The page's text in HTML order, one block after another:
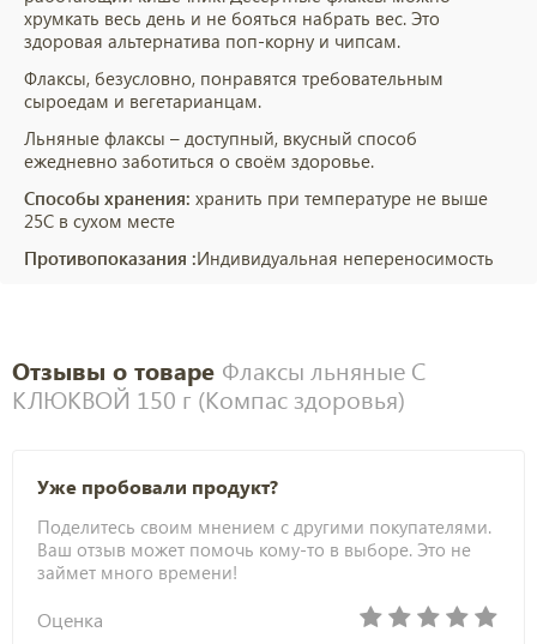
хрумкать весь день и не бояться набрать вес. Это
здоровая альтернатива поп-корну и чипсам.
Флаксы, безусловно, понравятся требовательным
сыроедам и вегетарианцам.
Льняные флаксы – доступный, вкусный способ
ежедневно заботиться о своём здоровье.
Способы хранения: хранить при температуре не выше
25С в сухом месте
Противопоказания :Индивидуальная непереносимость
Отзывы о товаре Флаксы льняные С
КЛЮКВОЙ 150 г (Компас здоровья)
Уже пробовали продукт?
Поделитесь своим мнением с другими покупателями.
Ваш отзыв может помочь кому-то в выборе. Это не
займет много времени!
Оценка